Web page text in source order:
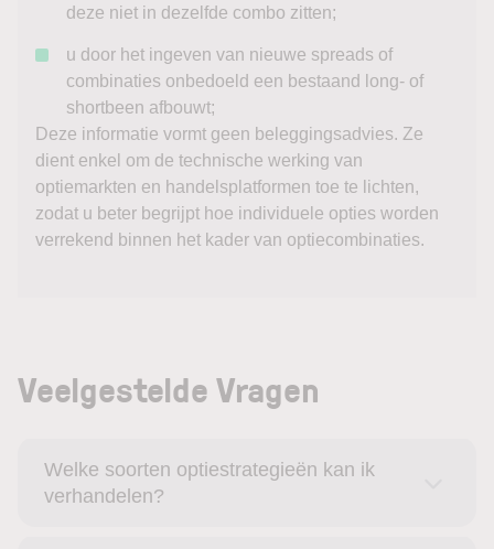
deze niet in dezelfde combo zitten;
u door het ingeven van nieuwe spreads of
combinaties onbedoeld een bestaand long- of
shortbeen afbouwt;
Deze informatie vormt geen beleggingsadvies. Ze
dient enkel om de technische werking van
optiemarkten en handelsplatformen toe te lichten,
zodat u beter begrijpt hoe individuele opties worden
verrekend binnen het kader van optiecombinaties.
Veelgestelde Vragen
Welke soorten optiestrategieën kan ik
verhandelen?